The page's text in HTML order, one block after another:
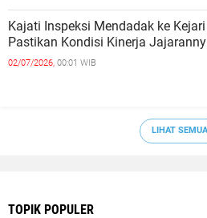
Kajati Inspeksi Mendadak ke
Pastikan Kondisi Kinerja
02/07/2026, 00:01 WIB
LIHAT SEMUA
TOPIK POPULER